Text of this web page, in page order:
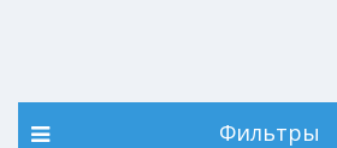
Фильтры